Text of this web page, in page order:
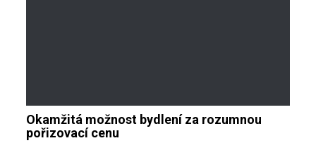
Okamžitá možnost bydlení za rozumnou
pořizovací cenu